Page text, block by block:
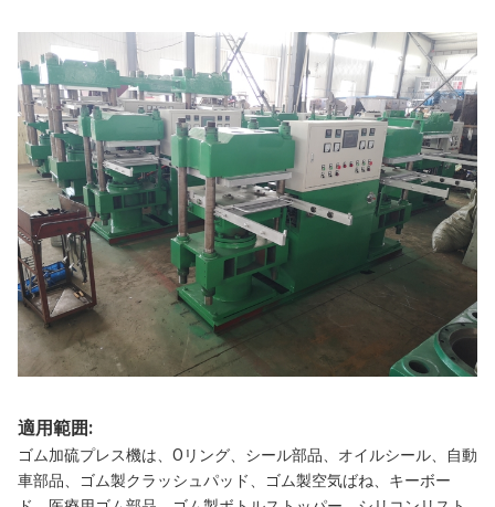
適用範囲:
ゴム加硫プレス機は、Oリング、シール部品、オイルシール、自動
車部品、ゴム製クラッシュパッド、ゴム製空気ばね、キーボー